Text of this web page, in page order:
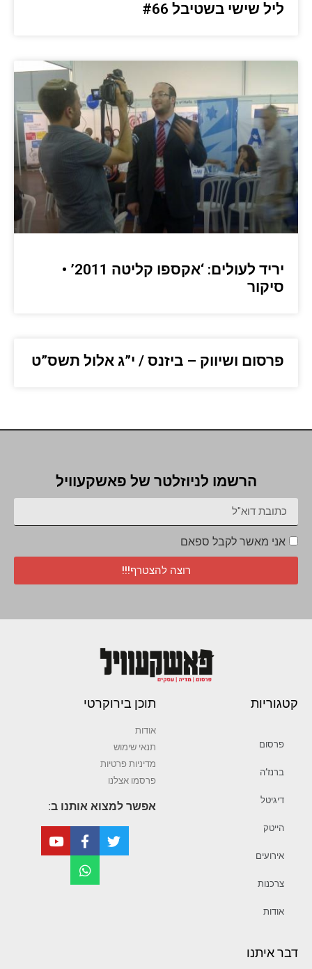
ליל שישי בשטיבל #66
יריד לעולים: ‘אקספו קליטה 2011’ •
סיקור
פרסום ושיווק – ביזנס / י”ג אלול תשס”ט
הרשמו לניוזלטר של פאשקעוויל
אני מאשר לקבל ספאם
רוצה להצטרף!!!
קטגוריות
פרסום
ברנז’ה
דיגיטל
הייטק
אירועים
צרכנות
אודות
תוכן בירוקרטי
אודות
תנאי שימוש
מדיניות פרטיות
פרסמו אצלנו
אפשר למצוא אותנו ב:
דבר איתנו